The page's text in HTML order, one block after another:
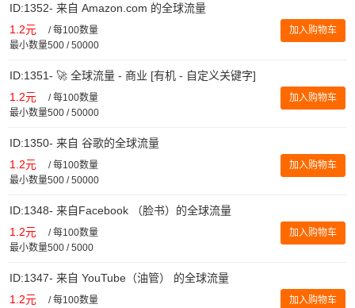
ID:1352- 来自 Amazon.com 的全球流量
1.2元 /每100数量
最小数量500 / 50000
加入购物车
ID:1351- 🚀 全球流量 - 商业 [有机 - 自定义关键字]
1.2元 /每100数量
最小数量500 / 50000
加入购物车
ID:1350- 来自 谷歌的全球流量
1.2元 /每100数量
最小数量500 / 50000
加入购物车
ID:1348- 来自Facebook （脸书）的全球流量
1.2元 /每100数量
最小数量500 / 5000
加入购物车
ID:1347- 来自 YouTube（油管） 的全球流量
1.2元 /每100数量
加入购物车